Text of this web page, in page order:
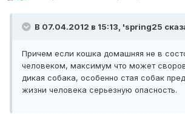
В 07.04.2012 в 15:13, 'spring25
Причем если кошка домашняя не в
человеком, максимум что может
дикая собака, особенно стая собак
жизни человека серьезную опасность.